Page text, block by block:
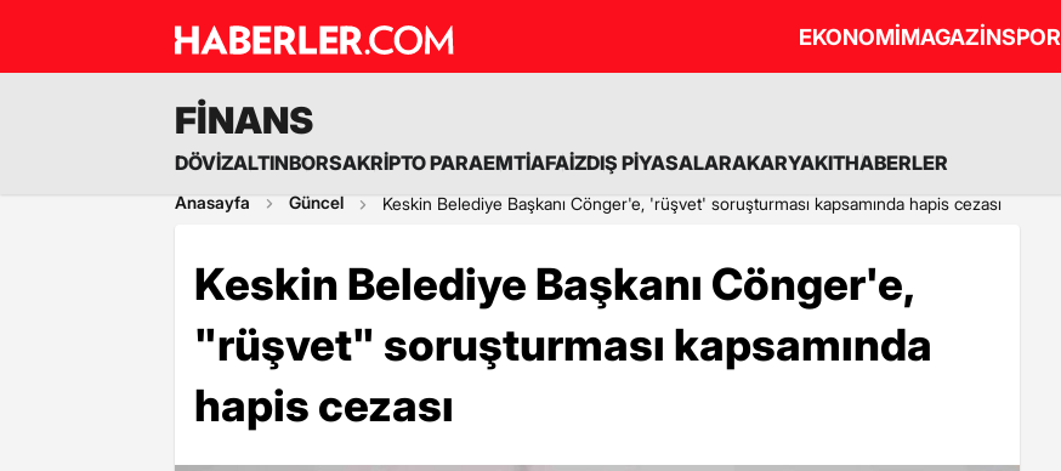
EKONOMİMAGAZİNSPOR
FİNANS
DÖVİZALTINBORSAKRİPTO PARAEMTİAFAİZDIŞ PİYASALARAKARYAKITHABERLER
Anasayfa Güncel Keskin Belediye Başkanı Cönger'e, 'rüşvet' soruşturması kapsamında hapis cezası
Keskin Belediye Başkanı Cönger'e,
"rüşvet" soruşturması kapsamında
hapis cezası